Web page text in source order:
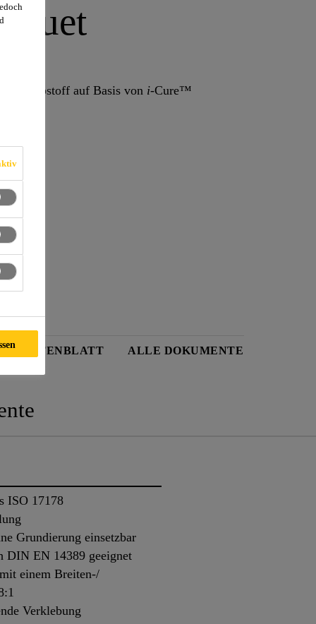
Klebstoff auf Basis von i-Cure™
ALLE DOKUMENTE
ISO 17178
Grundierung einsetzbar
DIN EN 14389 geeignet
einem Breiten-/
Verklebung